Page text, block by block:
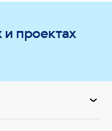
и проектах